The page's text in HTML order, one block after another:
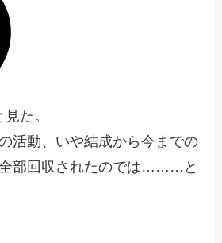
た。
活動、いや結成から今までの
部回収されたのでは………と